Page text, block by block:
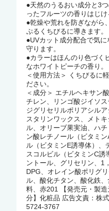
●天然のうるおい成分と3
ったフルーツの香りはじけ
●乾燥や荒れを防ぎながら
ぷるくちびるに導きます。
●UVカット成分配合で気
守ります。
●カラーはほんのり色づく
なホワイトピーチの香り。
＜使用方法＞ くちびるに
ださい。
＜成分＞ エチルヘキサン
チレン、リンゴ酸ジイソ
ジグリセリルポリアシル
スタリンワックス、メト
ル、オリーブ果実油、ハ
ン酸レチノール（ビタミ
ル（ビタミンE誘導体）、
スコルビル（ビタミンC誘
ントール、グリセリン、1
DPG、オレイン酸ポリグ
ル、酸化チタン、酸化鉄
料、赤201 【発売元・製
分】化粧品 広告文責：株
5724-3767